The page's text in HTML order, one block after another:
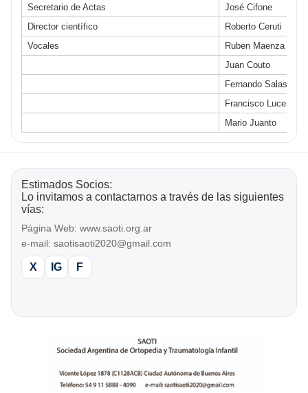
Secretario de Actas
José Cifone
Director científico
Roberto Ceruti
Vocales
Ruben Maenza
Juan Couto
Fernando Salas
Francisco Lucero
Mario Juanto
Estimados Socios:
Lo invitamos a contactarnos a través de las siguientes
vías:
Página Web: www.saoti.org.ar
e-mail: saotisaoti2020@gmail.com
X IG F